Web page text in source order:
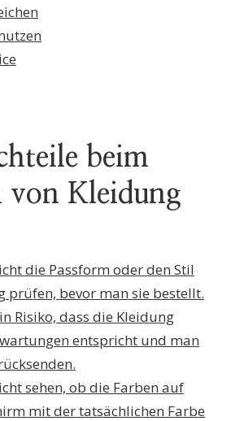
beim
von Kleidung
die Passform oder den Stil
prüfen, bevor man sie bestellt.
Risiko, dass die Kleidung
entspricht und man
sehen, ob die Farben auf
mit der tatsächlichen Farbe